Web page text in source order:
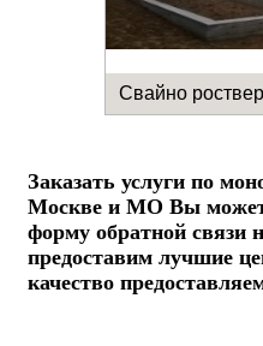
Свайно
Заказать услуги по
Москве и МО Вы
форму обратной
предоставим лучшие
качество